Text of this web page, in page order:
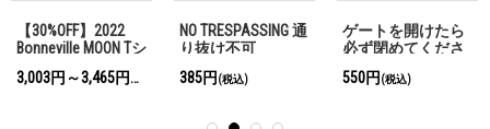
【30%OFF】2022
Bonneville MOON Tシ
3,003円～3,465円
(税込)
NO TRESPASSING 通
り抜け不可
385円 (税込)
ゲートを開けたら
必ず閉めてくださ
550円 (税込)